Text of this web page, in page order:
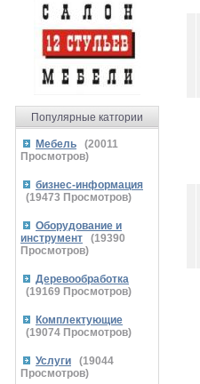
Популярные катгории
Мебель (20011
Просмотров)
бизнес-информация
(19473 Просмотров)
Оборудование и
инструмент
(19390
Просмотров)
Деревообработка
(19169 Просмотров)
Комплектующие
(19074 Просмотров)
Услуги (19044
Просмотров)